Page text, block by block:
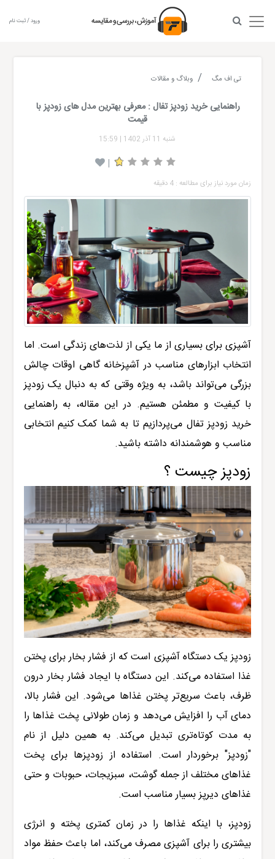
ورود / ثبت نام
تی اف مگ وبلاگ و مقالات
راهنمایی خرید زودپز تفال : معرفی بهترین مدل های زودپز با
قیمت
شنبه 11 آذر 1402 |
15:59
|
زمان مورد نیاز برای مطالعه : 4 دقیقه
آشپزی برای بسیاری از ما یکی از لذت‌های زندگی است. اما
انتخاب ابزارهای مناسب در آشپزخانه گاهی اوقات چالش
بزرگی می‌تواند باشد، به ویژه وقتی که به دنبال یک زودپز
با کیفیت و مطمئن هستیم. در این مقاله، به راهنمایی
خرید زودپز تفال می‌پردازیم تا به شما کمک کنیم انتخابی
مناسب و هوشمندانه داشته باشید.
زودپز چیست ؟
زودپز یک دستگاه آشپزی است که از فشار بخار برای پختن
غذا استفاده می‌کند. این دستگاه با ایجاد فشار بخار درون
ظرف، باعث سریع‌تر پختن غذاها می‌شود. این فشار بالا،
دمای آب را افزایش می‌دهد و زمان طولانی پخت غذاها را
به مدت کوتاه‌تری تبدیل می‌کند. به همین دلیل از نام
"زودپز" برخوردار است. استفاده از زودپز‌ها برای پخت
غذاهای مختلف از جمله گوشت، سبزیجات، حبوبات و حتی
غذاهای دیرپز بسیار مناسب است.
زودپز، با اینکه غذاها را در زمان کمتری پخته و انرژی
بیشتری را برای آشپزی مصرف می‌کند، اما باعث حفظ مواد